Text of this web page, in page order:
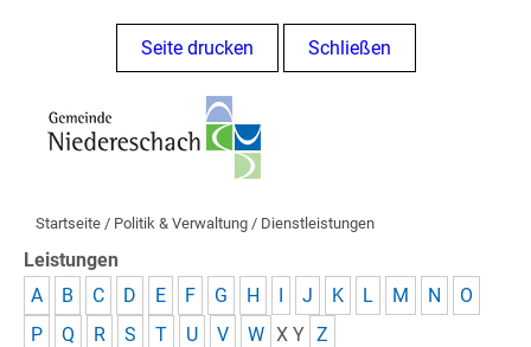
Seite drucken Schließen
Startseite / Politik & Verwaltung / Dienstleistungen
Leistungen
A
B C D E F G H I J K L M N
O
P
Q R S T U V W X Y Z